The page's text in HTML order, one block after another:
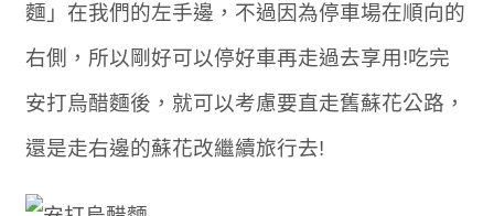
麵」在我們的左手邊，不過因為停車場在順向的
右側，所以剛好可以停好車再走過去享用!吃完
安打烏醋麵後，就可以考慮要直走舊蘇花公路，
還是走右邊的蘇花改繼續旅行去!